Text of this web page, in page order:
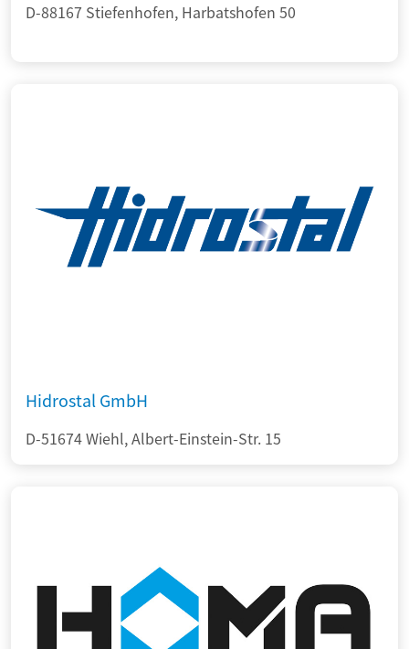
D-88167 Stiefenhofen, Harbatshofen 50
Hidrostal GmbH
D-51674 Wiehl, Albert-Einstein-Str. 15